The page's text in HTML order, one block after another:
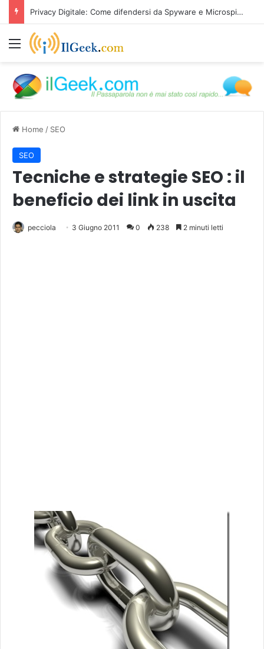
Privacy Digitale: Come difendersi da Spyware e Microspie di Nuova Generazione
Menu
Home / SEO
SEO
Tecniche e strategie SEO : il
beneficio dei link in uscita
pecciola 3 Giugno 2011 0 238 2 minuti letti